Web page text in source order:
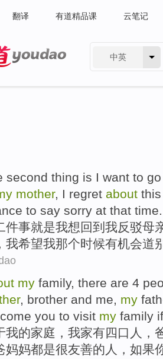
翻译 有道精品课 云笔记
中英
second thing is I want to
mother, I regret about
to say sorry at that time.
件事就是我想 回到 我反驳母
我希望我那个时候有机会道
my family, there are 4
, brother and me, my
you to visit my family if
我的家庭 ， 我家有四口 人 ，
妈妈都是很友善的人， 如果